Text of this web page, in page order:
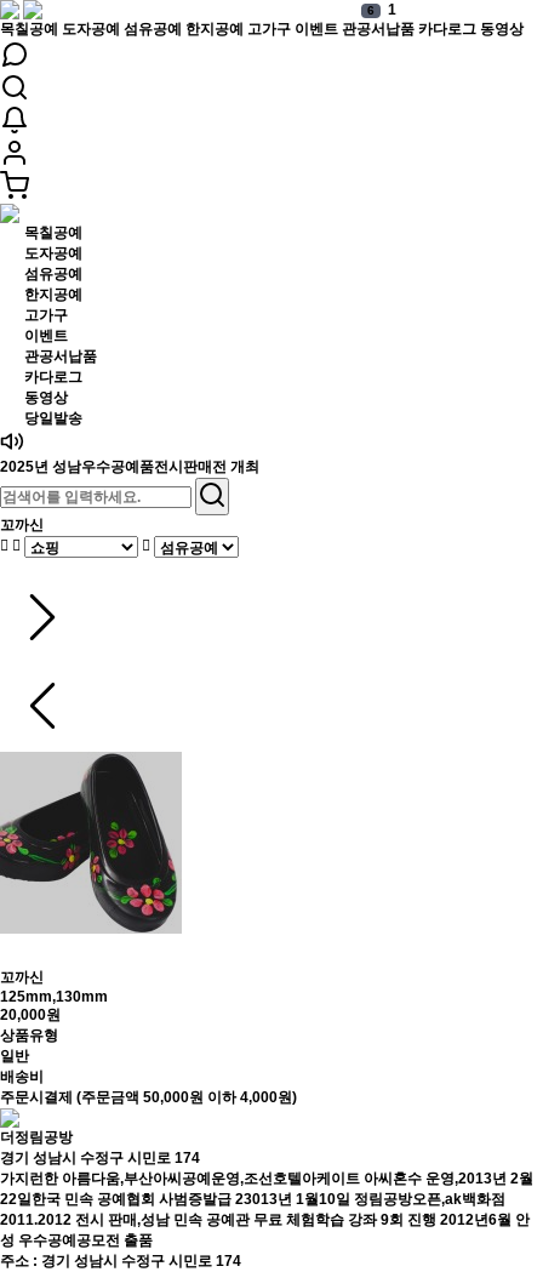
목칠공예 도자공예 섬유공예 한지공예 고가구 이벤트 관공서납품 카다로그 동영상
목칠공예
도자공예
섬유공예
한지공예
고가구
이벤트
관공서납품
카다로그
동영상
당일발송
2025년 성남우수공예품전시판매전 개최
6 1
7 11
꼬까신
꼬까신
125mm,130mm
20,000원
상품유형
일반
배송비
주문시결제 (주문금액 50,000원 이하 4,000원)
더정림공방
경기 성남시 수정구 시민로 174
가지런한 아름다움,부산아씨공예운영,조선호텔아케이트 아씨혼수 운영,2013년 2월
22일한국 민속 공예협회 사범증발급 23013년 1월10일 정림공방오픈,ak백화점
2011.2012 전시 판매,성남 민속 공예관 무료 체험학습 강좌 9회 진행 2012년6월 안
성 우수공예공모전 출품
주소 : 경기 성남시 수정구 시민로 174